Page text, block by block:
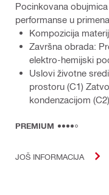
Pocinkovana
performanse u
Kompozicija
Završna obrada:
elektro-hemijski
Uslovi životne
prostoru (C1)
kondenzacijom (C2)
PREMIUM
JOŠ INFORMACIJA